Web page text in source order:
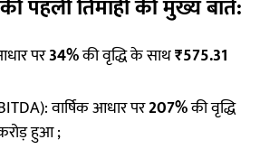
की पहली तिमाही की मुख्य बातें:
पर34%की वृद्धि के साथ₹575.31
वार्षिक आधार पर207%की वृद्धि
हुआ ;